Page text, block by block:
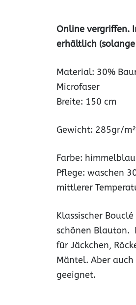
Online vergriffen.
erhältlich
Material: 30%
Microfaser
Breite: 150 cm
Gewicht: 285gr/m²
Farbe: himmelblau
Pflege: waschen
mittlerer
Klassischer
schönen Blauton.
für Jäckchen,
Mäntel. Aber auch
geeignet.